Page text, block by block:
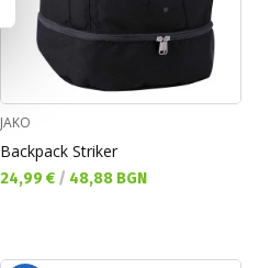
JAKO
Backpack Striker
Текуща цена:
24,99 € / 48,88 BGN